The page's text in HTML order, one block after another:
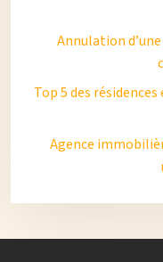
Annulation
Top 5 des
Agence